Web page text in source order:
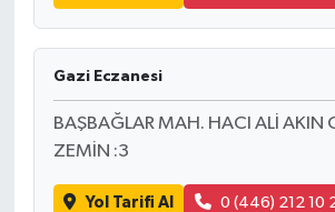
Gazi Eczanesi
BAŞBAĞLAR MAH. HACI ALİ AKIN
ZEMİN :3
Yol Tarifi Al 0 (446) 212 10